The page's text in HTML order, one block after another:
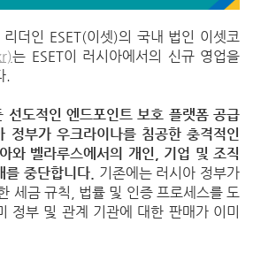
더인 ESET(이셋)의 국내 법인 이셋코
는 ESET이 러시아에서의 신규 영업을
.
선도적인 엔드포인트 보호 플랫폼 공급
정부가 우크라이나를 침공한 충격적인
와 벨라루스에서의 개인
기업 및 조직
를 중단합니다. 기존에는 러시아 정부가
세금 규칙
법률 및 인증 프로세스를 도
정부 및 관계 기관에 대한 판매가 이미